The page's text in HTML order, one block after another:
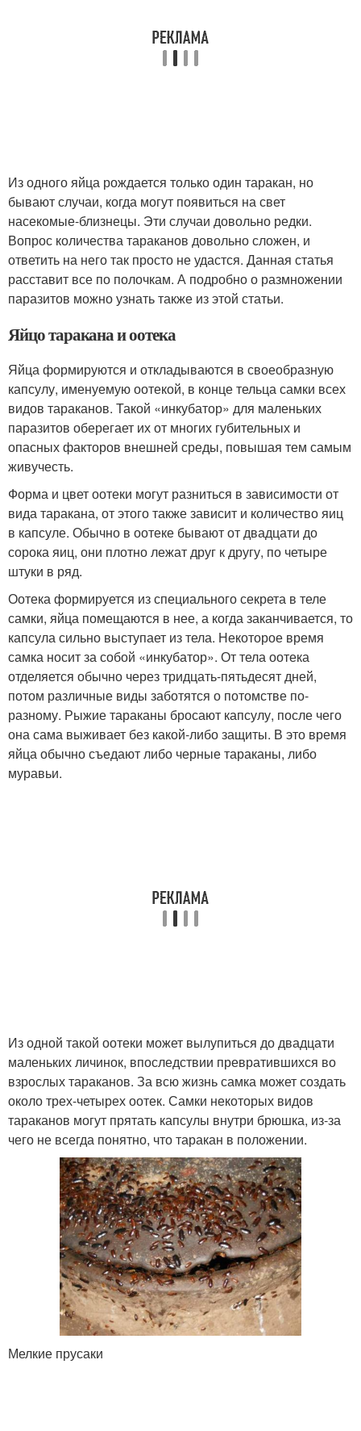
Из одного яйца рождается только один таракан, но
бывают случаи, когда могут появиться на свет
насекомые-близнецы. Эти случаи довольно редки.
Вопрос количества тараканов довольно сложен, и
ответить на него так просто не удастся. Данная статья
расставит все по полочкам. А подробно о размножении
паразитов можно узнать также из этой статьи.
Яйцо таракана и оотека
Яйца формируются и откладываются в своеобразную
капсулу, именуемую оотекой, в конце тельца самки всех
видов тараканов. Такой «инкубатор» для маленьких
паразитов оберегает их от многих губительных и
опасных факторов внешней среды, повышая тем самым
живучесть.
Форма и цвет оотеки могут разниться в зависимости от
вида таракана, от этого также зависит и количество яиц
в капсуле. Обычно в оотеке бывают от двадцати до
сорока яиц, они плотно лежат друг к другу, по четыре
штуки в ряд.
Оотека формируется из специального секрета в теле
самки, яйца помещаются в нее, а когда заканчивается, то
капсула сильно выступает из тела. Некоторое время
самка носит за собой «инкубатор». От тела оотека
отделяется обычно через тридцать-пятьдесят дней,
потом различные виды заботятся о потомстве по-
разному. Рыжие тараканы бросают капсулу, после чего
она сама выживает без какой-либо защиты. В это время
яйца обычно съедают либо черные тараканы, либо
муравьи.
Из одной такой оотеки может вылупиться до двадцати
маленьких личинок, впоследствии превратившихся во
взрослых тараканов. За всю жизнь самка может создать
около трех-четырех оотек. Самки некоторых видов
тараканов могут прятать капсулы внутри брюшка, из-за
чего не всегда понятно, что таракан в положении.
Мелкие прусаки